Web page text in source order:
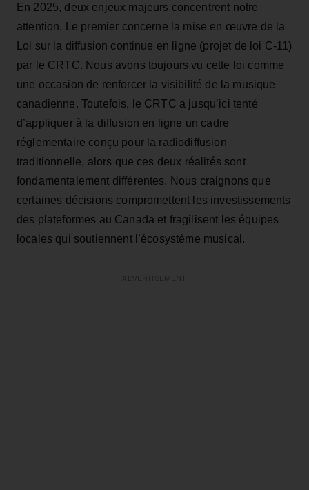
En 2025, deux enjeux majeurs concentrent notre
attention. Le premier concerne la mise en œuvre de la
Loi sur la diffusion continue en ligne (projet de loi C-11)
par le CRTC. Nous avons toujours vu cette loi comme
une occasion de renforcer la visibilité de la musique
canadienne. Toutefois, le CRTC a jusqu’ici tenté
d’appliquer à la diffusion en ligne un cadre
réglementaire conçu pour la radiodiffusion
traditionnelle, alors que ces deux réalités sont
fondamentalement différentes. Nous craignons que
certaines décisions compromettent les investissements
des plateformes au Canada et fragilisent les équipes
locales qui soutiennent l’écosystème musical.